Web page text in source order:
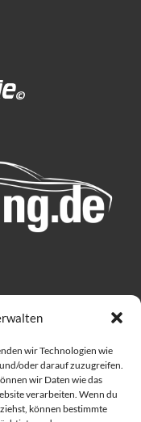
wir Technologien wie
oder darauf zuzugreifen.
wir Daten wie das
verarbeiten. Wenn du
können bestimmte